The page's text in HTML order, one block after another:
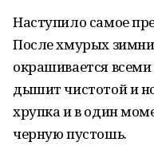
Наступило самое
После хмурых
окрашивается
дышит чистотой и
хрупка и в один
черную пустошь.